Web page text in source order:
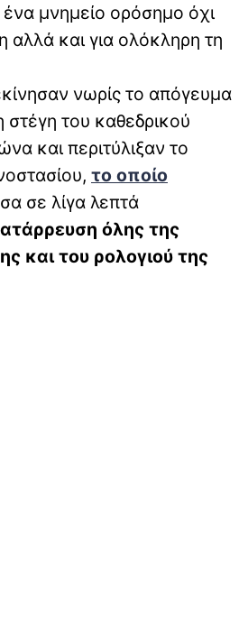
μνημείο ορόσημο όχι
αλλά και για ολόκληρη τη
νωρίς το απόγευμα
στέγη του καθεδρικού
και περιτύλιξαν το
το οποίο
σε λίγα λεπτά
όλης της
και του ρολογιού της